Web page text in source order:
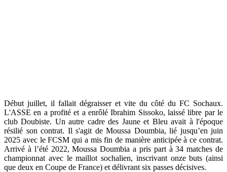
Début juillet, il fallait dégraisser et vite du côté du FC Sochaux.
L'ASSE en a profité et a enrôlé Ibrahim Sissoko, laissé libre par le
club Doubiste. Un autre cadre des Jaune et Bleu avait à l'époque
résilié son contrat. Il s'agit de Moussa Doumbia, lié jusqu’en juin
2025 avec le FCSM qui a mis fin de manière anticipée à ce contrat.
Arrivé à l’été 2022, Moussa Doumbia a pris part à 34 matches de
championnat avec le maillot sochalien, inscrivant onze buts (ainsi
que deux en Coupe de France) et délivrant six passes décisives.